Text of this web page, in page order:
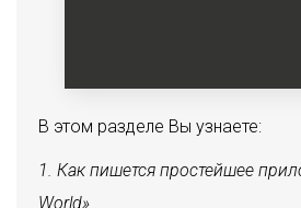
В этом разделе Вы узнаете:
Как пишется простейшее
World».